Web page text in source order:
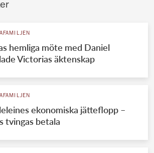
hemliga möte med Daniel
Victorias äktenskap
ekonomiska jätteflopp –
tvingas betala